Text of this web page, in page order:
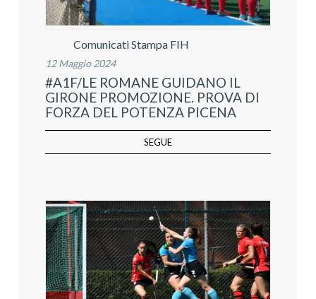
Comunicati Stampa FIH
12 Maggio 2024
#A1F/LE ROMANE GUIDANO IL
GIRONE PROMOZIONE. PROVA DI
FORZA DEL POTENZA PICENA
SEGUE